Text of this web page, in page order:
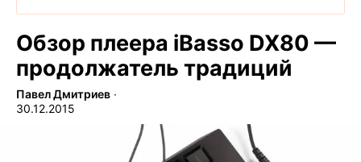
Обзор плеера iBasso DX80 —
продолжатель традиций
Павел Дмитриев ∙
30.12.2015